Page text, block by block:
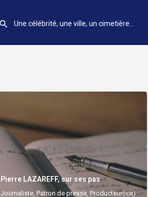
Pierre LAZAREFF, sur ses pas
Journaliste, Patron de presse, Producteur(ice)